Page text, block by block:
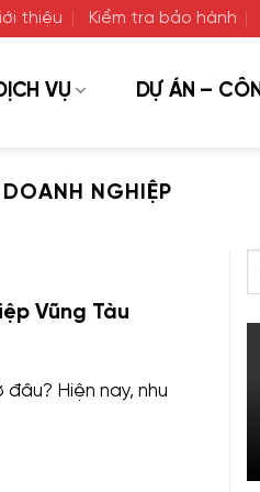
thiệu Kiểm tra bảo hành
VỤ DỰ ÁN –
NGHIỆP
Vũng Tàu
Hiện nay, nhu